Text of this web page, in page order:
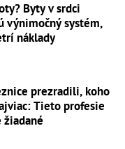
Byty v srdci
výnimočný systém,
náklady
prezradili, koho
Tieto profesie